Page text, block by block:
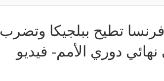
فرنسا تطيح ببلجيكا وتضرب
دوري الأمم- فيديو